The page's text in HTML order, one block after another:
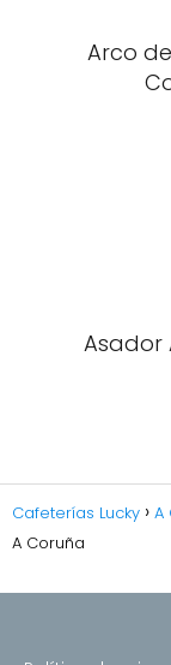
Arco
Asador
Cafeterías Lucky A
A Coruña